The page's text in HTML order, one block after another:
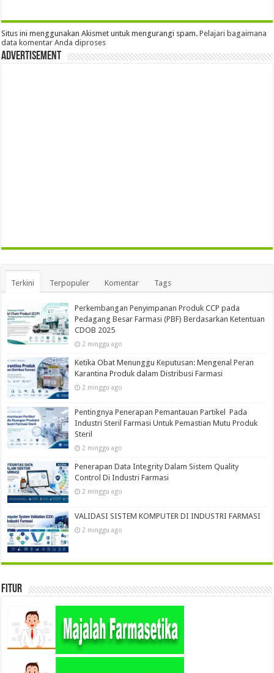
Situs ini menggunakan Akismet untuk mengurangi spam.Pelajari bagaimana
data komentar Anda diproses
Advertisement
Terkini Terpopuler Komentar Tags
Perkembangan Penyimpanan Produk CCP pada
Pedagang Besar Farmasi (PBF) Berdasarkan Ketentuan
CDOB 2025
2 minggu ago
Ketika Obat Menunggu Keputusan: Mengenal Peran
Karantina Produk dalam Distribusi Farmasi
2 minggu ago
Pentingnya Penerapan Pemantauan Partikel Pada
Industri Steril Farmasi Untuk Pemastian Mutu Produk
Steril
2 minggu ago
Penerapan Data Integrity Dalam Sistem Quality
Control Di Industri Farmasi
2 minggu ago
VALIDASI SISTEM KOMPUTER DI INDUSTRI FARMASI
2 minggu ago
Fitur